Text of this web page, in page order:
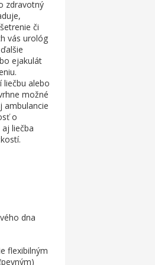
zdravotný
či
vás urológ
ejakulát
liečbu alebo
možné
ambulancie
o
liečba
dna
flexibilným